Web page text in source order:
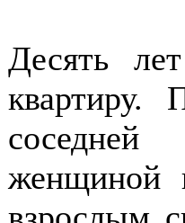
Десять
квартиру.
женщиной